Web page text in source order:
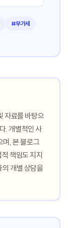
#부가세
자료를 바탕으
. 개별적인 사
며, 본 블로그
책임도 지지
개별 상담을